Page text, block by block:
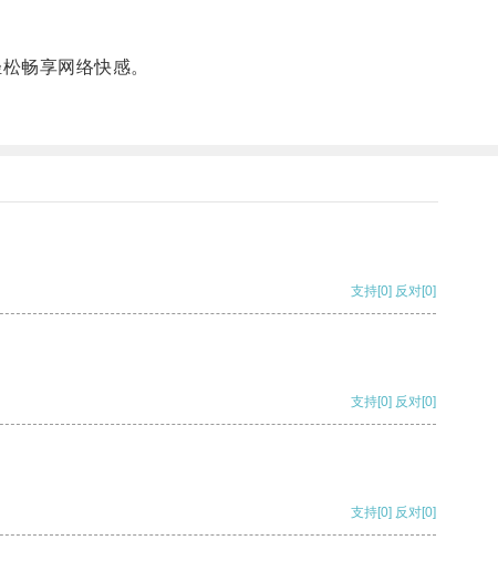
畅享网络快感。
支持[0] 反对[0]
支持[0] 反对[0]
支持[0] 反对[0]